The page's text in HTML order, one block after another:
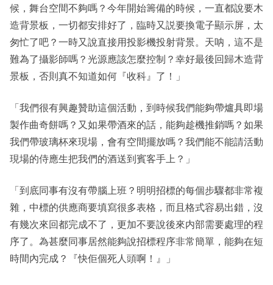
候，舞台空間不夠嗎？今年開始籌備的時候，一直都說要木
造背景板，一切都安排好了，臨時又説要換電子顯示屏，太
匆忙了吧？一時又說直接用投影機投射背景。天呐，這不是
難為了攝影師嗎？光源應該怎麼控制？幸好最後回歸木造背
景板，否則真不知道如何『收科』了！」
「我們很有興趣贊助這個活動，到時候我們能夠帶爐具即場
製作曲奇餅嗎？又如果帶酒來的話，能夠趁機推銷嗎？如果
我們帶玻璃杯來現場，會有空間擺放嗎？我們能不能請活動
現場的侍應生把我們的酒送到賓客手上？」
「到底同事有沒有帶腦上班？明明招標的每個步驟都非常複
雜，中標的供應商要填寫很多表格，而且格式容易出錯，沒
有幾次來回都完成不了，更加不要說後來内部需要處理的程
序了。為甚麼同事居然能夠說招標程序非常簡單，能夠在短
時間內完成？『快佢個死人頭啊！』」